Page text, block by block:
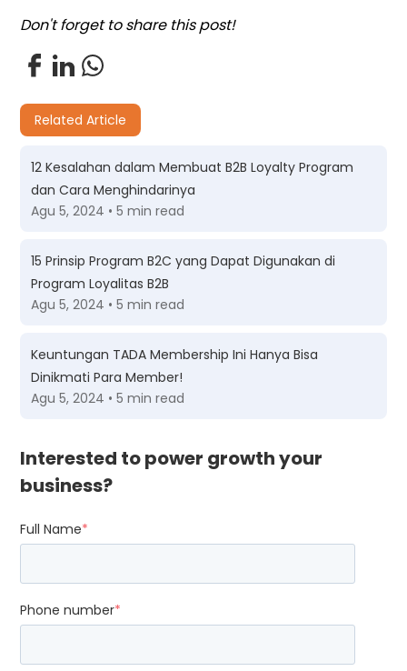
Don't forget to share this post!
Related Article
12 Kesalahan dalam Membuat B2B Loyalty Program
dan Cara Menghindarinya
Agu 5, 2024 • 5 min read
15 Prinsip Program B2C yang Dapat Digunakan di
Program Loyalitas B2B
Agu 5, 2024 • 5 min read
Keuntungan TADA Membership Ini Hanya Bisa
Dinikmati Para Member!
Agu 5, 2024 • 5 min read
Interested to power growth your
business?
Full Name*
Phone number*